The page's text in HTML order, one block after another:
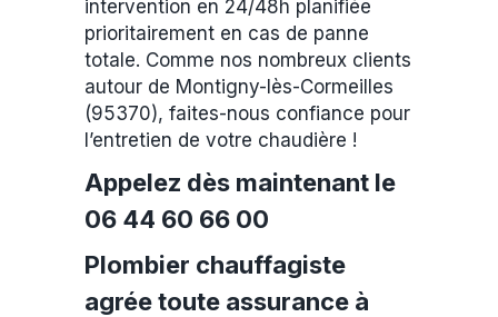
intervention en 24/48h planifiée
prioritairement en cas de panne
totale. Comme nos nombreux clients
autour de Montigny-lès-Cormeilles
(95370), faites-nous confiance pour
l’entretien de votre chaudière !
Appelez dès maintenant le
06 44 60 66 00
Plombier chauffagiste
agrée toute assurance à